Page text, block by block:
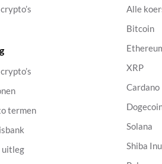
termen
uitleg
Alle
Bitcoin
XRP
Cardano
Solana
Shiba Inu